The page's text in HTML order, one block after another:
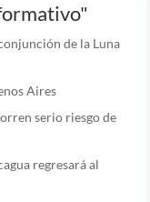
de la Luna
Aires
serio riesgo de
regresará al